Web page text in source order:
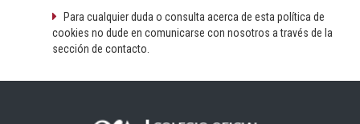
Para cualquier duda o consulta acerca de esta política de
cookies no dude en comunicarse con nosotros a través de la
sección de contacto.